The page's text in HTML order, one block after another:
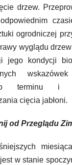
drzew.
ogrodniczej
wyglądu
jego kondycji
wskazówek
terminu i
cięcia jabłoni.
od Przeglądu
w stanie